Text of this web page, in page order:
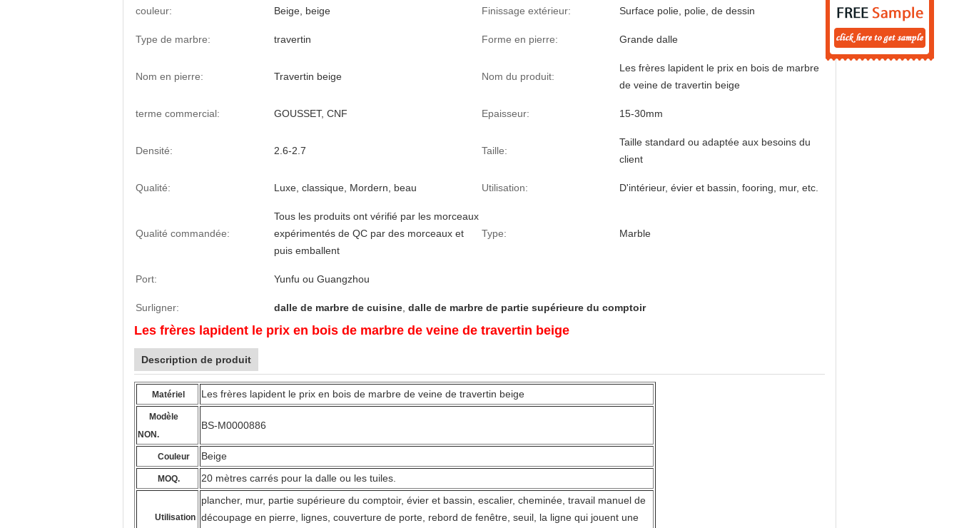
couleur:
Beige, beige Finissage extérieur: Surface polie, polie, de dessin
Type de marbre: travertin Forme en pierre: Grande dalle
Nom en pierre: Travertin beige Nom du produit:
Les frères lapident le prix en bois de marbre
de veine de travertin beige
terme commercial: GOUSSET, CNF Epaisseur: 15-30mm
Densité: 2.6-2.7 Taille:
Taille standard ou adaptée aux besoins du
client
Qualité: Luxe, classique, Mordern, beau Utilisation: D'intérieur, évier et bassin, fooring, mur, etc.
Qualité commandée:
Tous les produits ont vérifié par les morceaux
expérimentés de QC par des morceaux et
puis emballent
Type: Marble
Port: Yunfu ou Guangzhou
Surligner: dalle de marbre de cuisine dalle de marbre de partie supérieure du comptoir
Les frères lapident le prix en bois de marbre de veine de travertin beige
Description de produit
Matériel Les frères lapident le prix en bois de marbre de veine de travertin beige
Modèle
NON.
BS-M0000886
Couleur Beige
MOQ. 20 mètres carrés pour la dalle ou les tuiles.
Utilisation
plancher, mur, partie supérieure du comptoir, évier et bassin, escalier, cheminée, travail manuel de
découpage en pierre, lignes, couverture de porte, rebord de fenêtre, seuil, la ligne qui jouent une